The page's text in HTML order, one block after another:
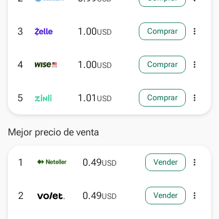
3 1.00USD Comprar more_vert
4 1.00USD Comprar more_vert
5 1.01 USD Comprar more_vert
Mejor precio de venta
1 0.49USD Vender more_vert
2 0.49USD Vender more_vert